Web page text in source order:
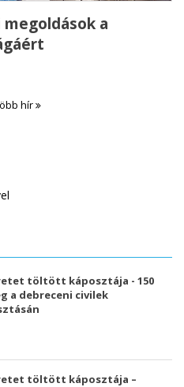
a
hír
töltött káposztája - 150
a debreceni civilek
töltött káposztája –